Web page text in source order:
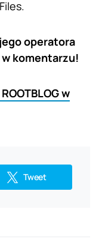
operatora
komentarzu!
w
Tweet